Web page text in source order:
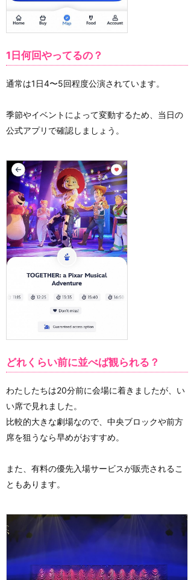
1日何回やってるの？
通常は1日4〜5回程度公演されています。
季節やイベントによって変動するため、当日の
公式アプリで確認しましょう。
どれくらい前に並べば観られる？
わたしたちは20分前に会場に着きましたが、い
い席で見れました。
比較的大きな劇場なので、中央ブロックや前方
席を狙うなら早めがおすすめ。
また、有料の優先入場サービスが販売されるこ
ともあります。